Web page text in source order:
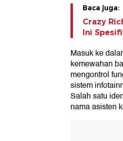
Baca juga:
Crazy
Ini
Masuk ke
kemewahan
mengontrol
sistem
Salah satu
nama asisten